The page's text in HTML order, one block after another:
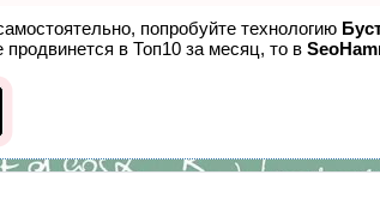
попробуйте технологию
в Топ10 за месяц, то в